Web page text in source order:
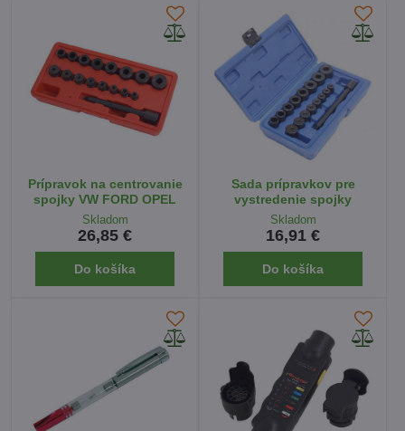
Prípravok na centrovanie
spojky VW FORD OPEL
Skladom
26,85 €
Do košíka
Sada prípravkov pre
vystredenie spojky
Skladom
16,91 €
Do košíka